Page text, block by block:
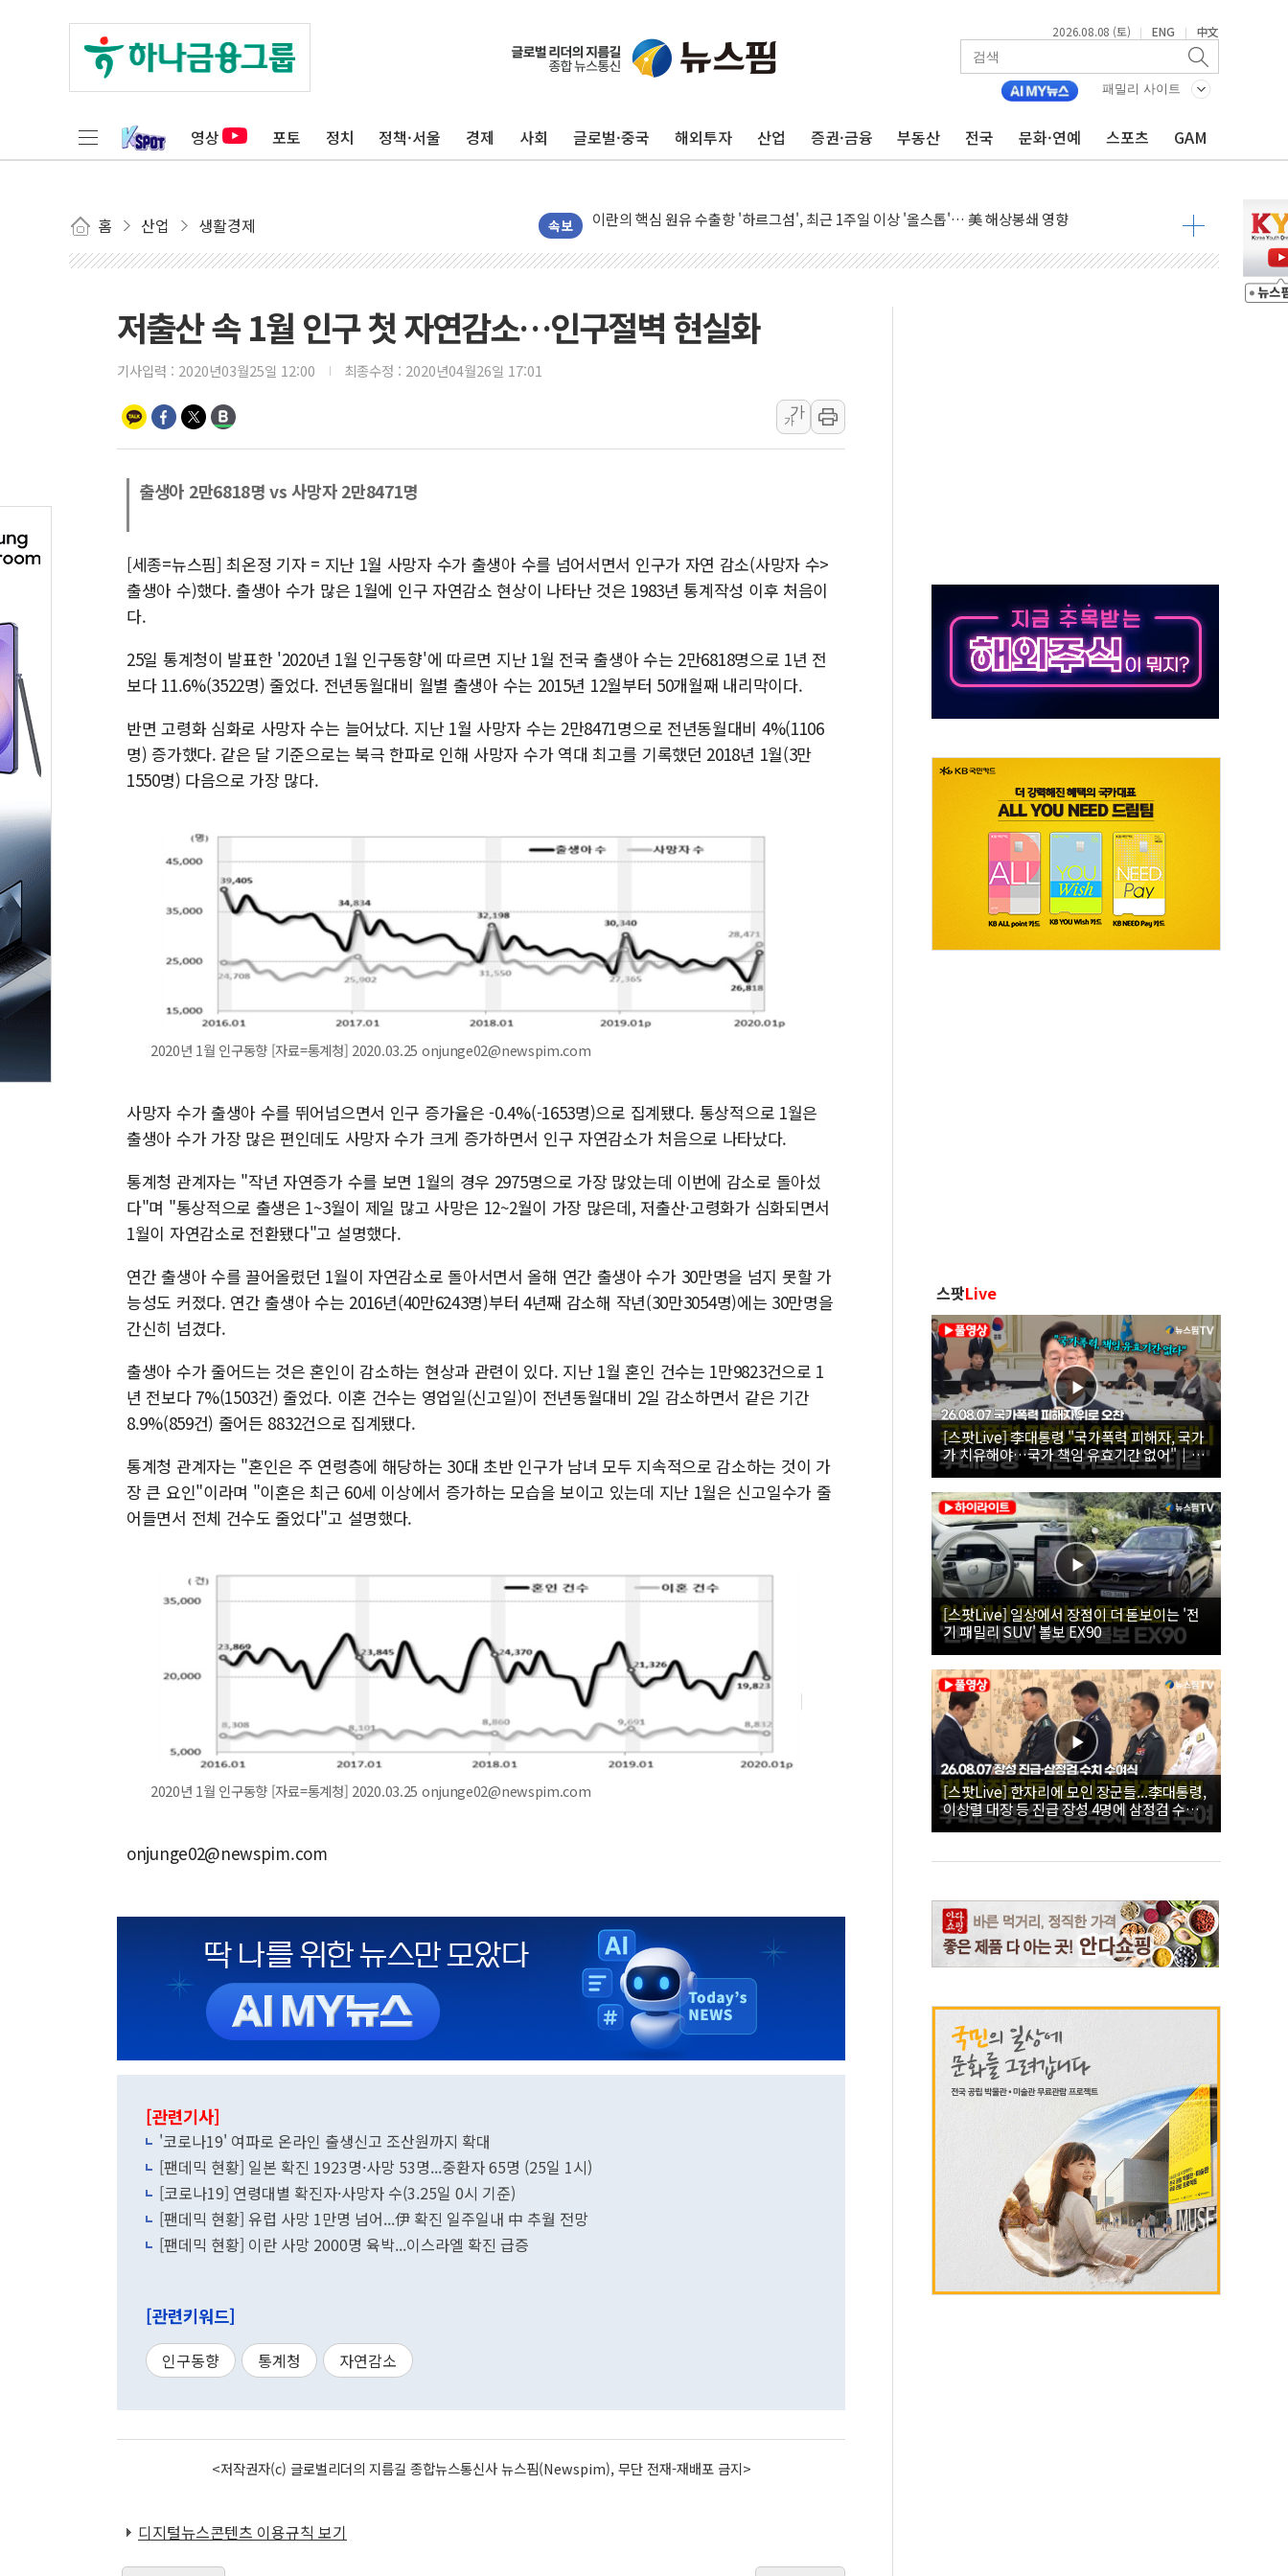
2026.08.08 (토) | ENG | 中文
패밀리 사이트
영상 포토 정치 정책·서울 경제 사회 글로벌·중국 해외투자 산업 증권·금융 부동산 전국 문화·연예 스포츠 GAM
홈 산업 생활경제 속보
트럼프, 백신·자폐증 행정명령 검토…"이르면 다음 주"
美 항소법원, 백악관 무도회장 공사 중단 명령…트럼프 제동
美 고용 쇼크에 엔화 장중 급등…시장은 "또 개입했나" 촉각
[AI MY 뉴스] 뉴욕 반도체주 프리뷰...美 고용 쇼크에 반도체주 '활짝'
[종합] 美 7월 고용 2만3000명 감소 '쇼크'…9월 금리 인상 기대 후퇴
[사진] 이슬람 수니파 3개국, 공동방위협정 체결
보훈부, 미 DPAA와 MOU… "6·25 미군 실종자 7359명 끝까지 찾겠다"
트럼프 "금리 내려야"…파월 때와 달리 워시엔 톤 낮춰
특정 정치인 측근 포항시 정책특보 내정설...포항시 '시끌'
[사진] 빈살만과 에르도안의 만남
이란와이어 "이란 최고지도자 위독…곧 사망해도 놀랍지 않아"
남동발전, 해남군에 국내 최대 규모 400MW 태양광 착공…여의도 1.6배 규모
[인도증시] 중동 불안 속 유가 상승에 소폭 하락...금융주 낙폭 커
황희 '폐버스 청년주택' SNS 글 역풍에 "정부정책 아냐" 해명
저출산 속 1월 인구 첫 자연감소…인구절벽 현실화
기사입력 : 2020년03월25일 12:00 최종수정 : 2020년04월26일 17:01
가
가
출생아 2만6818명 vs 사망자 2만8471명
[세종=뉴스핌] 최온정 기자 = 지난 1월 사망자 수가 출생아 수를 넘어서면서 인구가 자연 감소(사망자 수>
출생아 수)했다. 출생아 수가 많은 1월에 인구 자연감소 현상이 나타난 것은 1983년 통계작성 이후 처음이
다.
25일 통계청이 발표한 '2020년 1월 인구동향'에 따르면 지난 1월 전국 출생아 수는 2만6818명으로 1년 전
보다 11.6%(3522명) 줄었다. 전년동월대비 월별 출생아 수는 2015년 12월부터 50개월째 내리막이다.
반면 고령화 심화로 사망자 수는 늘어났다. 지난 1월 사망자 수는 2만8471명으로 전년동월대비 4%(1106
명) 증가했다. 같은 달 기준으로는 북극 한파로 인해 사망자 수가 역대 최고를 기록했던 2018년 1월(3만
1550명) 다음으로 가장 많다.
2020년 1월 인구동향 [자료=통계청] 2020.03.25 onjunge02@newspim.com
사망자 수가 출생아 수를 뛰어넘으면서 인구 증가율은 -0.4%(-1653명)으로 집계됐다. 통상적으로 1월은
출생아 수가 가장 많은 편인데도 사망자 수가 크게 증가하면서 인구 자연감소가 처음으로 나타났다.
통계청 관계자는 "작년 자연증가 수를 보면 1월의 경우 2975명으로 가장 많았는데 이번에 감소로 돌아섰
다"며 "통상적으로 출생은 1~3월이 제일 많고 사망은 12~2월이 가장 많은데, 저출산·고령화가 심화되면서
1월이 자연감소로 전환됐다"고 설명했다.
연간 출생아 수를 끌어올렸던 1월이 자연감소로 돌아서면서 올해 연간 출생아 수가 30만명을 넘지 못할 가
능성도 커졌다. 연간 출생아 수는 2016년(40만6243명)부터 4년째 감소해 작년(30만3054명)에는 30만명을
간신히 넘겼다.
출생아 수가 줄어드는 것은 혼인이 감소하는 현상과 관련이 있다. 지난 1월 혼인 건수는 1만9823건으로 1
년 전보다 7%(1503건) 줄었다. 이혼 건수는 영업일(신고일)이 전년동월대비 2일 감소하면서 같은 기간
8.9%(859건) 줄어든 8832건으로 집계됐다.
통계청 관계자는 "혼인은 주 연령층에 해당하는 30대 초반 인구가 남녀 모두 지속적으로 감소하는 것이 가
장 큰 요인"이라며 "이혼은 최근 60세 이상에서 증가하는 모습을 보이고 있는데 지난 1월은 신고일수가 줄
어들면서 전체 건수도 줄었다"고 설명했다.
2020년 1월 인구동향 [자료=통계청] 2020.03.25 onjunge02@newspim.com
onjunge02@newspim.com
[관련기사]
'코로나19' 여파로 온라인 출생신고 조산원까지 확대
[팬데믹 현황] 일본 확진 1923명·사망 53명...중환자 65명 (25일 1시)
[코로나19] 연령대별 확진자·사망자 수(3.25일 0시 기준)
[팬데믹 현황] 유럽 사망 1만명 넘어...伊 확진 일주일내 中 추월 전망
[팬데믹 현황] 이란 사망 2000명 육박...이스라엘 확진 급증
[관련키워드]
인구동향 통계청 자연감소
<저작권자(c) 글로벌리더의 지름길 종합뉴스통신사 뉴스핌(Newspim), 무단 전재-재배포 금지>
디지털뉴스콘텐츠 이용규칙 보기
스팟Live
[스팟Live] 李대통령 "국가폭력 피해자, 국가
가 치유해야…국가 책임 유효기간 없어"｜
26.08.07 국가폭력 피해자 위로 오찬
[스팟Live] 일상에서 장점이 더 돋보이는 '전
기 패밀리 SUV' 볼보 EX90
[스팟Live] 한자리에 모인 장군들...李대통령,
이상렬 대장 등 진급 장성 4명에 삼정검 수치
직접 수여｜26.08.07 장성 진급·삼정검 수치